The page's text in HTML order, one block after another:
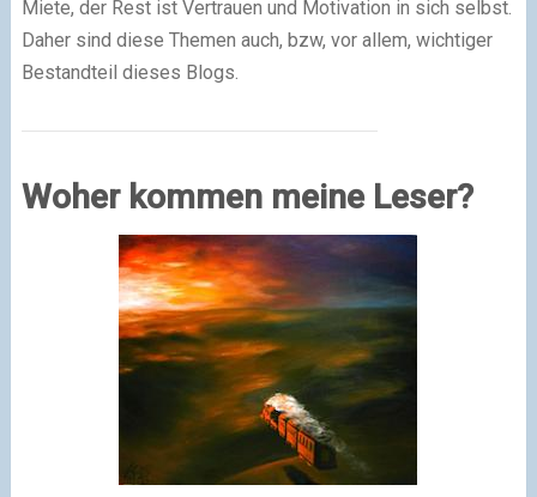
Miete, der Rest ist Vertrauen und Motivation in sich selbst.
Daher sind diese Themen auch, bzw, vor allem, wichtiger
Bestandteil dieses Blogs.
Woher kommen meine Leser?